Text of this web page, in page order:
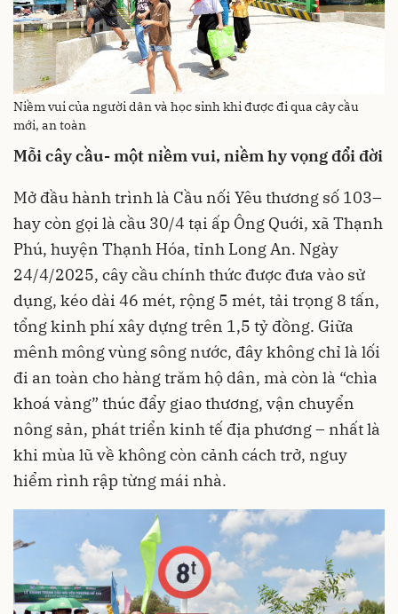
Niềm vui của người dân và học sinh khi được đi qua cây cầu
mới, an toàn
Mỗi cây cầu- một niềm vui, niềm hy vọng đổi đời
Mở đầu hành trình là Cầu nối Yêu thương số 103–
hay còn gọi là cầu 30/4 tại ấp Ông Quới, xã Thạnh
Phú, huyện Thạnh Hóa, tỉnh Long An. Ngày
24/4/2025, cây cầu chính thức được đưa vào sử
dụng, kéo dài 46 mét, rộng 5 mét, tải trọng 8 tấn,
tổng kinh phí xây dựng trên 1,5 tỷ đồng. Giữa
mênh mông vùng sông nước, đây không chỉ là lối
đi an toàn cho hàng trăm hộ dân, mà còn là “chìa
khoá vàng” thúc đẩy giao thương, vận chuyển
nông sản, phát triển kinh tế địa phương – nhất là
khi mùa lũ về không còn cảnh cách trở, nguy
hiểm rình rập từng mái nhà.